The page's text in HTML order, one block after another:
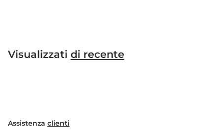
Visualizzati di recente
Assistenza clienti